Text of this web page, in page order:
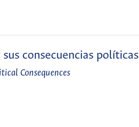
consecuencias políticas
Consequences